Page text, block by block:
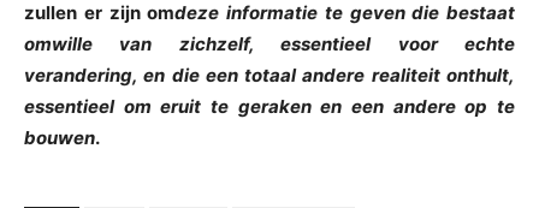
zullen er zijn omdeze informatie te gevendie bestaat
omwille van zichzelf, essentieel voor echte
verandering, en die een totaal andere realiteit onthult,
essentieel om eruit te geraken en een andere op te
bouwen.